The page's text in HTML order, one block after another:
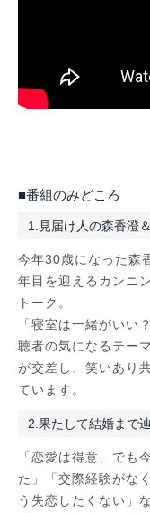
■番組のみどころ
1.見届け人の森香澄
今年30歳になった森
年目を迎えるカンニ
トーク。
「寝室は一緒がいい
聴者の気になるテー
が交差し、笑いあり
ています。
2.果たして結婚まで
「恋愛は得意、でも
た」「交際経験がな
う失恋したくない」